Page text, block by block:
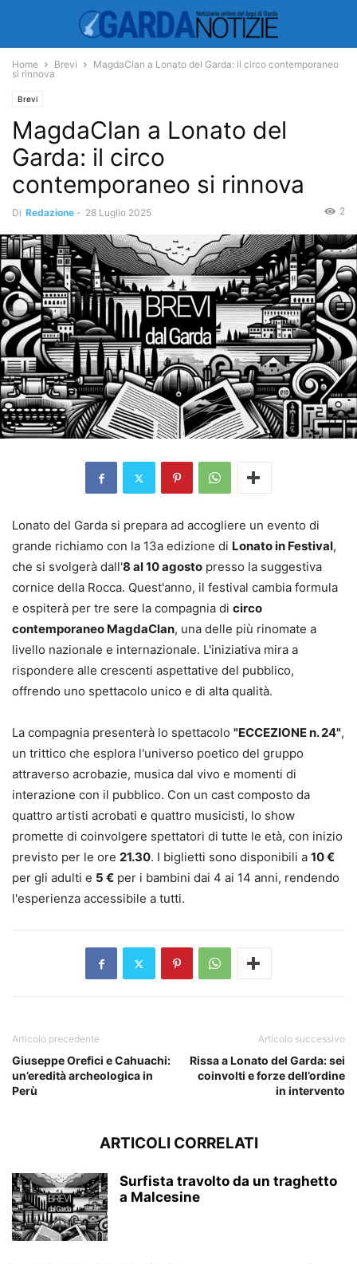
Home Brevi
MagdaClan a Lonato del Garda: il circo contemporaneo
si rinnova
Brevi
MagdaClan a Lonato del
Garda: il circo
contemporaneo si rinnova
Di Redazione - 28 Luglio 2025 2
Lonato del Garda si prepara ad accogliere un evento di
grande richiamo con la 13a edizione di Lonato in Festival,
che si svolgerà dall'8 al 10 agosto presso la suggestiva
cornice della Rocca. Quest'anno, il festival cambia formula
e ospiterà per tre sere la compagnia di circo
contemporaneo MagdaClan, una delle più rinomate a
livello nazionale e internazionale. L'iniziativa mira a
rispondere alle crescenti aspettative del pubblico,
offrendo uno spettacolo unico e di alta qualità.
La compagnia presenterà lo spettacolo "ECCEZIONE n. 24",
un trittico che esplora l'universo poetico del gruppo
attraverso acrobazie, musica dal vivo e momenti di
interazione con il pubblico. Con un cast composto da
quattro artisti acrobati e quattro musicisti, lo show
promette di coinvolgere spettatori di tutte le età, con inizio
previsto per le ore 21.30. I biglietti sono disponibili a 10 €
per gli adulti e 5 € per i bambini dai 4 ai 14 anni, rendendo
l'esperienza accessibile a tutti.
Articolo precedente
Giuseppe Orefici e Cahuachi:
un’eredità archeologica in
Perù
Articolo successivo
Rissa a Lonato del Garda: sei
coinvolti e forze dell’ordine
in intervento
ARTICOLI CORRELATI
Surfista travolto da un traghetto
a Malcesine